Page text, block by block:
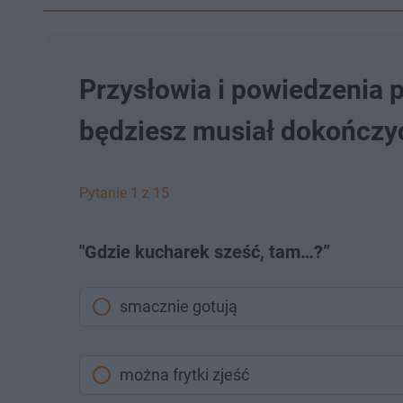
Przysłowia i powiedzenia
będziesz musiał
Pytanie 1 z 15
"Gdzie kucharek sześć, tam…?”
smacznie gotują
można frytki zjeść